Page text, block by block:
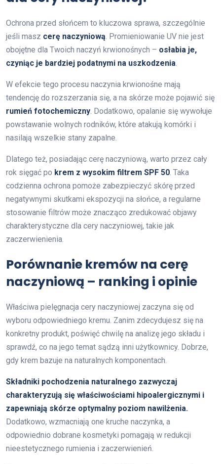
Ochrona przed słońcem to kluczowa sprawa, szczególnie
jeśli masz cerę naczyniową. Promieniowanie UV nie jest
obojętne dla Twoich naczyń krwionośnych – osłabia je,
czyniąc je bardziej podatnymi na uszkodzenia.
W efekcie tego procesu naczynia krwionośne mają
tendencję do rozszerzania się, a na skórze może pojawić się
rumień fotochemiczny. Dodatkowo, opalanie się wywołuje
powstawanie wolnych rodników, które atakują komórki i
nasilają wszelkie stany zapalne.
Dlatego też, posiadając cerę naczyniową, warto przez cały
rok sięgać po krem z wysokim filtrem SPF 50. Taka
codzienna ochrona pomoże zabezpieczyć skórę przed
negatywnymi skutkami ekspozycji na słońce, a regularne
stosowanie filtrów może znacząco zredukować objawy
charakterystyczne dla cery naczyniowej, takie jak
zaczerwienienia.
Porównanie kremów na cerę
naczyniową – ranking i opinie
Właściwa pielęgnacja cery naczyniowej zaczyna się od
wyboru odpowiedniego kremu. Zanim zdecydujesz się na
konkretny produkt, poświęć chwilę na analizę jego składu i
sprawdź, co na jego temat sądzą inni użytkownicy. Dobrze,
gdy krem bazuje na naturalnych komponentach.
Składniki pochodzenia naturalnego zazwyczaj
charakteryzują się właściwościami hipoalergicznymi i
zapewniają skórze optymalny poziom nawilżenia.
Dodatkowo, wzmacniają one kruche naczynka, a
odpowiednio dobrane kosmetyki pomagają w redukcji
nieestetycznego rumienia i zaczerwienień.